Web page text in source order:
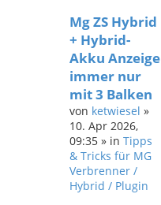
Mg ZS Hybrid
+ Hybrid-
Akku Anzeige
immer nur
mit 3 Balken
von ketwiesel »
10. Apr 2026,
09:35 » in Tipps
& Tricks für MG
Verbrenner /
Hybrid / Plugin